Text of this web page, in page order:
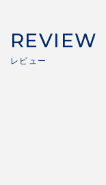
REVIEW